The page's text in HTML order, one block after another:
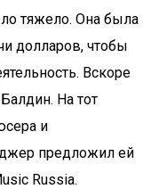
тяжело. Она была
долларов, чтобы
Вскоре
На тот
и
предложил ей
Russia.